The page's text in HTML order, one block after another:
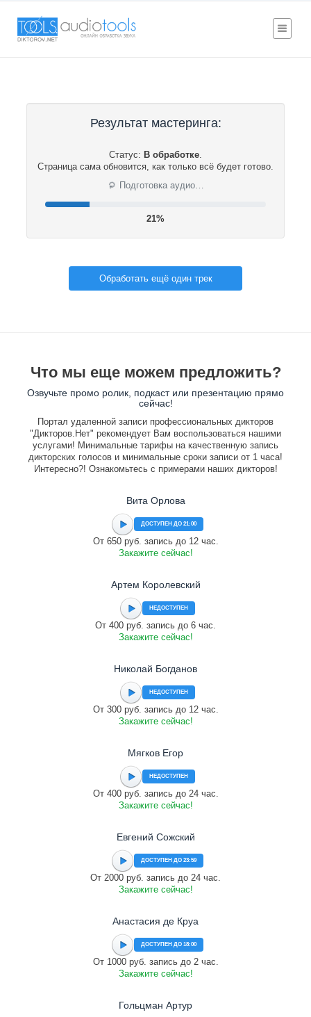
Результат мастеринга:
Статус: В обработке.
Страница сама обновится, как только всё будет готово.
⟳ Подготовка аудио…
21%
Обработать ещё один трек
Что мы еще можем предложить?
Озвучьте промо ролик, подкаст или презентацию прямо
сейчас!
Портал удаленной записи профессиональных дикторов
"Дикторов.Нет" рекомендует Вам воспользоваться нашими
услугами! Минимальные тарифы на качественную запись
дикторских голосов и минимальные сроки записи от 1 часа!
Интересно?! Ознакомьтесь с примерами наших дикторов!
Вита Орлова
ДОСТУПЕН ДО 21:00
От 650 руб. запись до 12 час.
Закажите сейчас!
Артем Королевский
НЕДОСТУПЕН
От 400 руб. запись до 6 час.
Закажите сейчас!
Николай Богданов
НЕДОСТУПЕН
От 300 руб. запись до 12 час.
Закажите сейчас!
Мягков Егор
НЕДОСТУПЕН
От 400 руб. запись до 24 час.
Закажите сейчас!
Евгений Сожский
ДОСТУПЕН ДО 23:59
От 2000 руб. запись до 24 час.
Закажите сейчас!
Анастасия де Круа
ДОСТУПЕН ДО 18:00
От 1000 руб. запись до 2 час.
Закажите сейчас!
Гольцман Артур